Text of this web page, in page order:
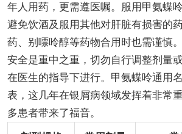
年人用药，更需遵医嘱。服用甲氨蝶
避免饮酒及服用其他对肝脏有损害的
药、别嘌呤醇等药物合用时也需谨慎
安全是重中之重，切勿自行调整剂量
在医生的指导下进行。甲氨蝶呤通用
表，这几年在银屑病领域发挥着非常
多患者带来了福音。